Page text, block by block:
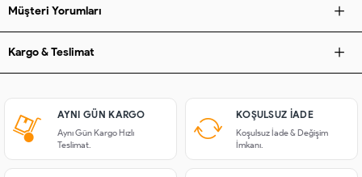
Müşteri Yorumları
Kargo & Teslimat
AYNI GÜN KARGO
Aynı Gün Kargo Hızlı
Teslimat.
KOŞULSUZ IADE
Koşulsuz İade & Değişim
İmkanı.